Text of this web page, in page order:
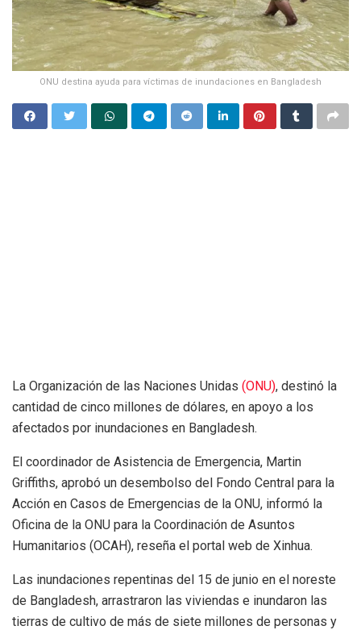
ONU destina ayuda para víctimas de inundaciones en Bangladesh
La Organización de las Naciones Unidas (ONU), destinó la
cantidad de cinco millones de dólares, en apoyo a los
afectados por inundaciones en Bangladesh.
El coordinador de Asistencia de Emergencia, Martin
Griffiths, aprobó un desembolso del Fondo Central para la
Acción en Casos de Emergencias de la ONU, informó la
Oficina de la ONU para la Coordinación de Asuntos
Humanitarios (OCAH), reseña el portal web de Xinhua.
Las inundaciones repentinas del 15 de junio en el noreste
de Bangladesh, arrastraron las viviendas e inundaron las
tierras de cultivo de más de siete millones de personas y